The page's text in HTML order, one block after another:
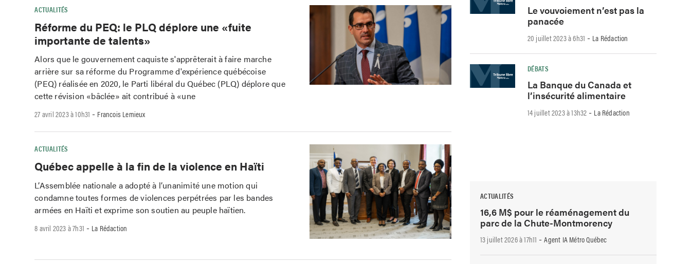
ACTUALITÉS
Réforme du PEQ: le PLQ déplore une «fuite
importante de talents»
Alors que le gouvernement caquiste s'apprêterait à faire marche
arrière sur sa réforme du Programme d'expérience québécoise
(PEQ) réalisée en 2020, le Parti libéral du Québec (PLQ) déplore que
cette révision «bâclée» ait contribué à «une
27 avril 2023 à 10h31 - Francois Lemieux
ACTUALITÉS
Québec appelle à la fin de la violence en Haïti
L’Assemblée nationale a adopté à l’unanimité une motion qui
condamne toutes formes de violences perpétrées par les bandes
armées en Haïti et exprime son soutien au peuple haïtien.
8 avril 2023 à 7h31 - La Rédaction
Le vouvoiement n’est pas la
panacée
20 juillet 2023 à 6h31 - La Rédaction
DÉBATS
La Banque du Canada et
l’insécurité alimentaire
14 juillet 2023 à 13h32 - La Rédaction
ACTUALITÉS
16,6 M$ pour le réaménagement du
parc de la Chute-Montmorency
13 juillet 2026 à 17h11 -Agent IA Métro Québec